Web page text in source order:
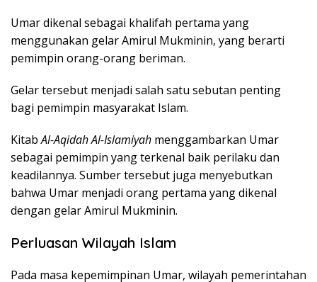
Umar dikenal sebagai khalifah pertama yang
menggunakan gelar Amirul Mukminin, yang berarti
pemimpin orang-orang beriman.
Gelar tersebut menjadi salah satu sebutan penting
bagi pemimpin masyarakat Islam.
KitabAl-Aqidah Al-Islamiyah menggambarkan Umar
sebagai pemimpin yang terkenal baik perilaku dan
keadilannya. Sumber tersebut juga menyebutkan
bahwa Umar menjadi orang pertama yang dikenal
dengan gelar Amirul Mukminin.
Perluasan Wilayah Islam
Pada masa kepemimpinan Umar, wilayah pemerintahan